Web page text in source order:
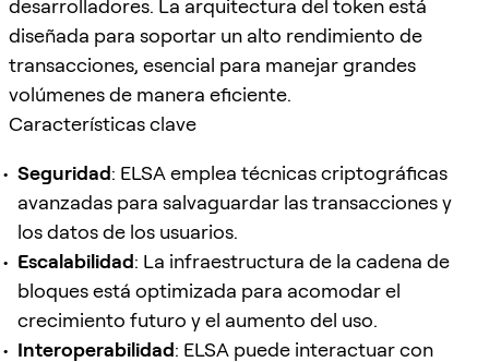
desarrolladores. La arquitectura del token está
diseñada para soportar un alto rendimiento de
transacciones, esencial para manejar grandes
volúmenes de manera eficiente.
Características clave
Seguridad: ELSA emplea técnicas criptográficas
avanzadas para salvaguardar las transacciones y
los datos de los usuarios.
Escalabilidad: La infraestructura de la cadena de
bloques está optimizada para acomodar el
crecimiento futuro y el aumento del uso.
Interoperabilidad: ELSA puede interactuar con